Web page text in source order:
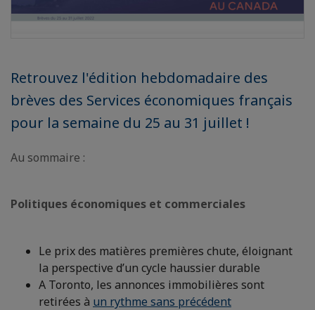
Retrouvez l'édition hebdomadaire des
brèves des Services économiques français
pour la semaine du 25 au 31 juillet !
Au sommaire :
Politiques économiques et commerciales
Le prix des matières premières chute, éloignant
la perspective d’un cycle haussier durable
A Toronto, les annonces immobilières sont
retirées à un rythme sans précédent